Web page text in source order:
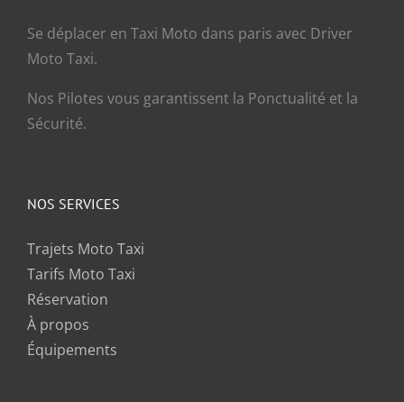
Se déplacer en Taxi Moto dans paris avec Driver
Moto Taxi.
Nos Pilotes vous garantissent la Ponctualité et la
Sécurité.
NOS SERVICES
Trajets Moto Taxi
Tarifs Moto Taxi
Réservation
À propos
Équipements